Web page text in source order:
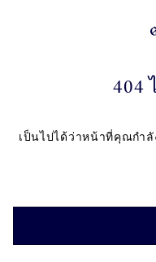
404
เป็นไปได้ว่าหน้าที่คุณกำ